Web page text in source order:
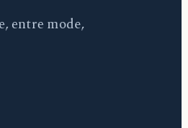
entre mode,